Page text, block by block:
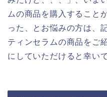
ムの商品を購入すること
った、とお悩みの方は、
ティンセラムの商品をご
にしていただけると幸い